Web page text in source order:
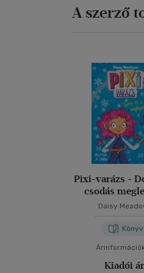
A szerző
Pixi-varázs -
csodás
Daisy
Könyv
Kiadói